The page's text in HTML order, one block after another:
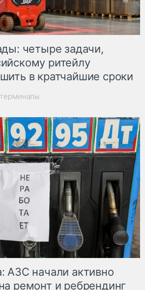
четыре задачи,
ритейлу
в кратчайшие сроки
АЗС начали активно
ремонт и ребрендинг